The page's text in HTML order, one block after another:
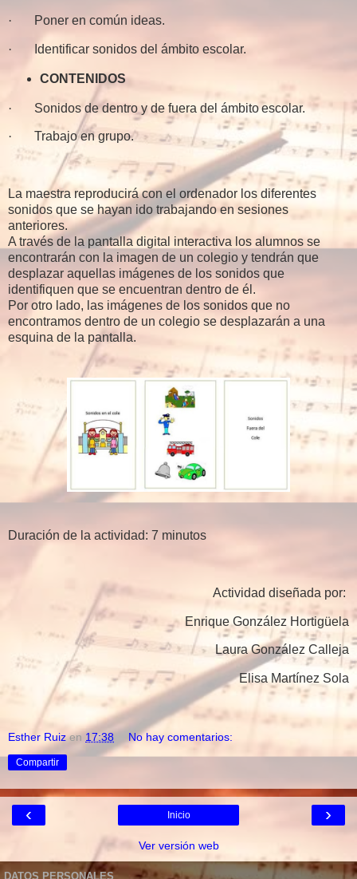
· Poner en común ideas.
· Identificar sonidos del ámbito escolar.
CONTENIDOS
· Sonidos de dentro y de fuera del ámbito escolar.
· Trabajo en grupo.
La maestra reproducirá con el ordenador los diferentes
sonidos que se hayan ido trabajando en sesiones
anteriores.
A través de la pantalla digital interactiva los alumnos se
encontrarán con la imagen de un colegio y tendrán que
desplazar aquellas imágenes de los sonidos que
identifiquen que se encuentran dentro de él.
Por otro lado, las imágenes de los sonidos que no
encontramos dentro de un colegio se desplazarán a una
esquina de la pantalla.
Duración de la actividad: 7 minutos
Actividad diseñada por:
Enrique González Hortigüela
Laura González Calleja
Elisa Martínez Sola
Esther Ruiz en 17:38 No hay comentarios:
Compartir
‹ ›
Inicio
Ver versión web
DATOS PERSONALES